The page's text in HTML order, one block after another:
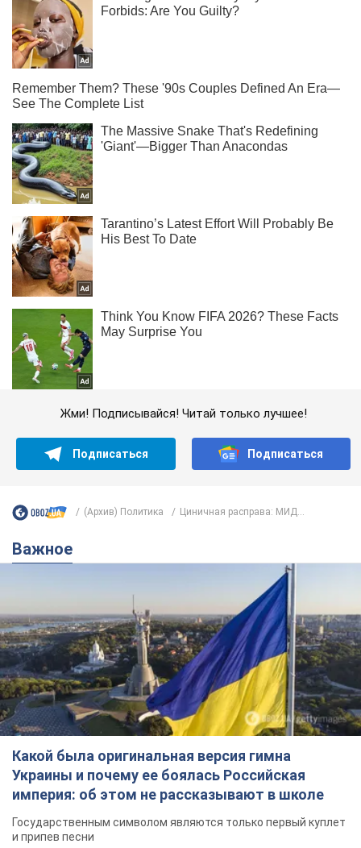
Жми! Подписывайся! Читай только лучшее!
Подписаться Подписаться
(Архив) Политика Циничная расправа: МИД...
Важное
Какой была оригинальная версия гимна
Украины и почему ее боялась Российская
империя: об этом не рассказывают в школе
Государственным символом являются только первый куплет
и припев песни